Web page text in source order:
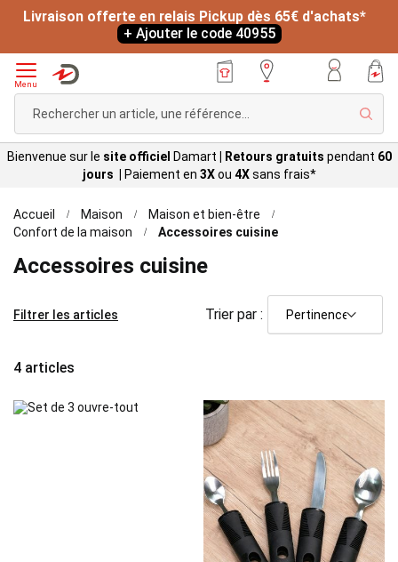
Livraison offerte en relais Pickup dès 65€ d'achats*
+ Ajouter le code 40955
Menu
Bienvenue sur le site officiel Damart Retours gratuits pendant 60
jours |
Paiement en 3Xou 4Xsans frais*
Accueil Maison
Maison et bien-être
Confort de la maison
Accessoires cuisine
Accessoires cuisine
4 articles
Trier par :
Filtrer les articles